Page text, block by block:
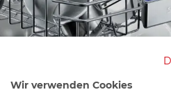
Wir verwenden Cookies